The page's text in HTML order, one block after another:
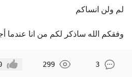
لم ولن انساكم
وفقكم الله ساذكر لكم من انا عندما
3
299 إعجاب